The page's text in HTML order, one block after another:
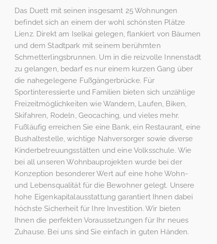
Das Duett mit seinen insgesamt 25 Wohnungen
befindet sich an einem der wohl schönsten Plätze
Lienz. Direkt am Iselkai gelegen, flankiert von Bäumen
und dem Stadtpark mit seinem berühmten
Schmetterlingsbrunnen. Um in die reizvolle Innenstadt
zu gelangen, bedarf es nur einem kurzen Gang über
die nahegelegene Fußgängerbrücke. Für
Sportinteressierte und Familien bieten sich unzählige
Freizeitmöglichkeiten wie Wandern, Laufen, Biken,
Skifahren, Rodeln, Geocaching, und vieles mehr.
Fußläufig erreichen Sie eine Bank, ein Restaurant, eine
Bushaltestelle, wichtige Nahversorger sowie diverse
Kinderbetreuungsstätten und eine Volksschule. Wie
bei all unseren Wohnbauprojekten wurde bei der
Konzeption besonderer Wert auf eine hohe Wohn-
und Lebensqualität für die Bewohner gelegt. Unsere
hohe Eigenkapitalausstattung garantiert Ihnen dabei
höchste Sicherheit für Ihre Investition. Wir bieten
Ihnen die perfekten Voraussetzungen für Ihr neues
Zuhause. Bei uns sind Sie einfach in guten Händen.